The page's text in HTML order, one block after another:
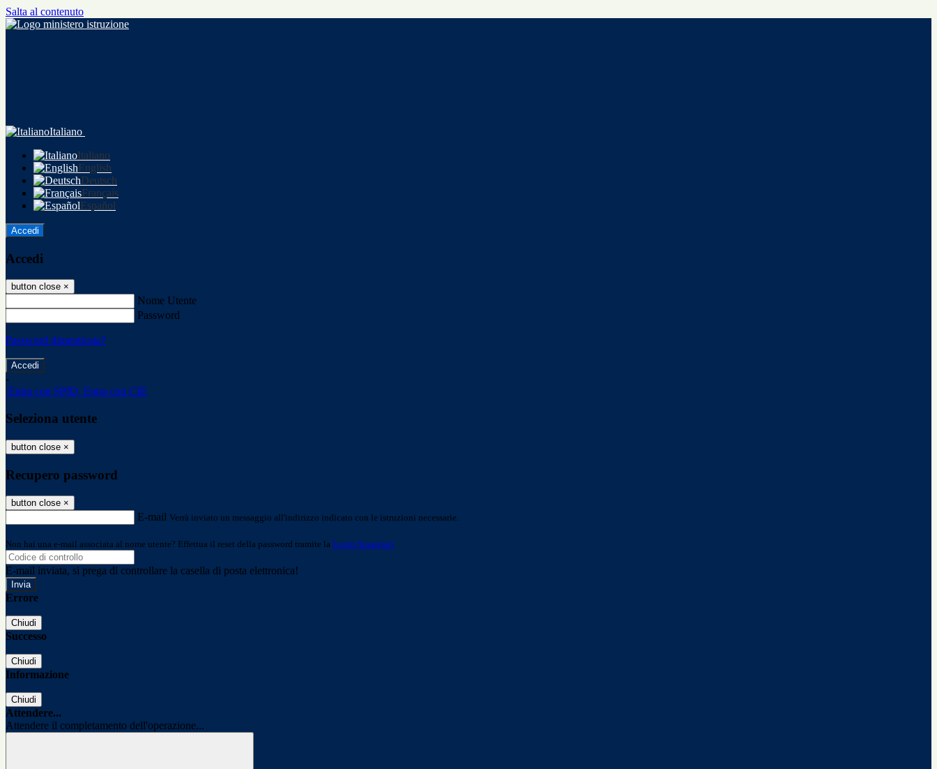
Salta al contenuto
Italiano
Italiano
English
Deutsch
Français
Español
Accedi
Accedi
button close ×
Nome Utente
Password
Password dimenticata?
-
Entra con SPID Entra con CIE
Seleziona utente
button close ×
Recupero password
button close ×
E-mail Verrà inviato un messaggio all'indirizzo indicato con le istruzioni necessarie.
Non hai una e-mail associata al nome utente? Effettua il reset della password tramite la Login Spaggiari
E-mail inviata, si prega di controllare la casella di posta elettronica!
Errore
Chiudi
Successo
Chiudi
Informazione
Chiudi
Attendere...
Attendere il completamento dell'operazione...